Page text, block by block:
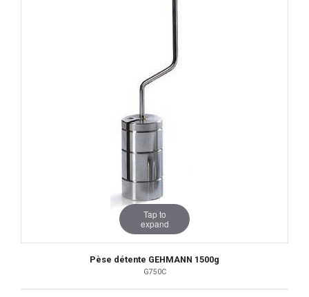
Tap to
expand
Pèse détente GEHMANN 1500g
G750C